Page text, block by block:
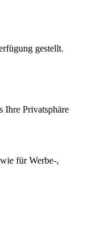
gestellt.
Ihre Privatsphäre
für Werbe-,